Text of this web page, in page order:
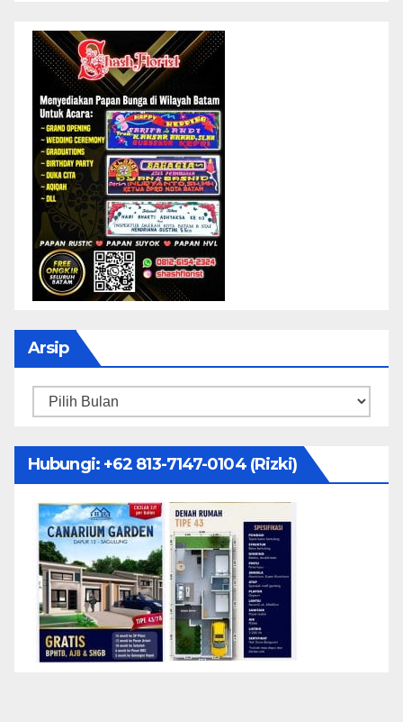
Arsip
Arsip
Hubungi: ‪+62 813-7147-0104‬ (Rizki)